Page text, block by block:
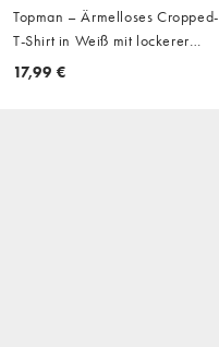
Topman – Ärmelloses Cropped-
T-Shirt in Weiß mit lockerer
Passform
17,99 €